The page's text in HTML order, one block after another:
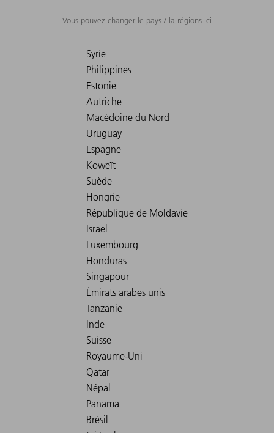
Vous pouvez changer le pays / la régions ici